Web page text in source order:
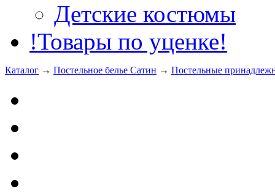
Детские костюмы
!Товары по уценке!
Каталог → Постельное белье Сатин → Постельные